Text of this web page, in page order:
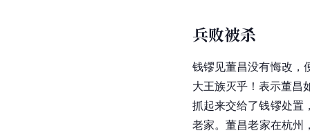
兵败被杀
钱镠见董昌没有悔改，
大王族灭乎！表示董昌
抓起来交给了钱镠处置
老家。董昌老家在杭州